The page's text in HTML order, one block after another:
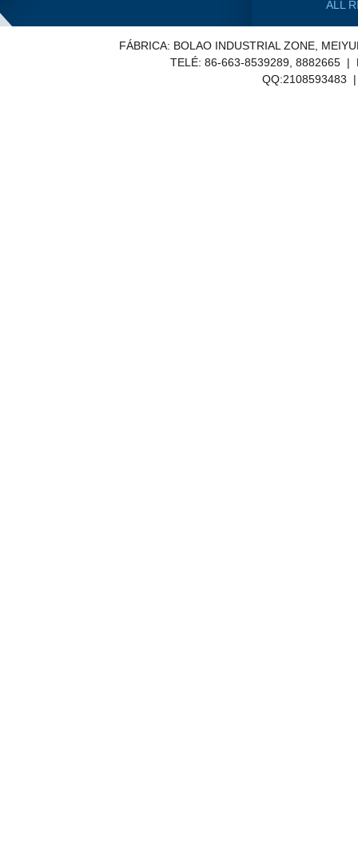
ALL
FÁBRICA: BOLAO INDUSTRIAL ZONE,
TELÉ: 86-663-8539289, 8882665 |
QQ:2108593483